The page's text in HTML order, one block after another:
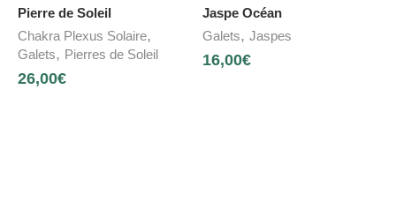
Pierre de Soleil
Chakra Plexus Solaire,
Galets, Pierres de Soleil
26,00€
Jaspe Océan
Galets, Jaspes
16,00€